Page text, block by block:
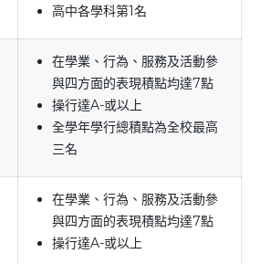
高中各學科第1名
在學業、行為、服務及活動參
與四方面的表現積點均達7點
操行達A-或以上
全學年學行總積點為全校最高
三名
在學業、行為、服務及活動參
與四方面的表現積點均達7點
操行達A-或以上